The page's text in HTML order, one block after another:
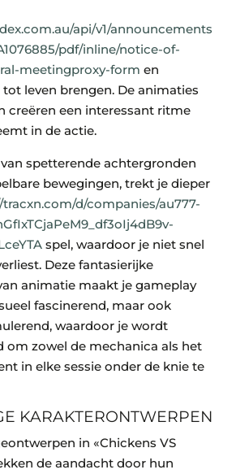
api/v1/announcements
pdf/inline/notice-of-
meetingproxy-form en
leven brengen. De animaties
creëren een interessant ritme
in de actie.
spetterende achtergronden
bewegingen, trekt je dieper
d/companies/au777-
spel, waardoor je niet snel
Deze fantasierijke
animatie maakt je gameplay
fascinerend, maar ook
waardoor je wordt
om zowel de mechanica als het
in elke sessie onder de knie te
KARAKTERONTWERPEN
in «Chickens VS
de aandacht door hun